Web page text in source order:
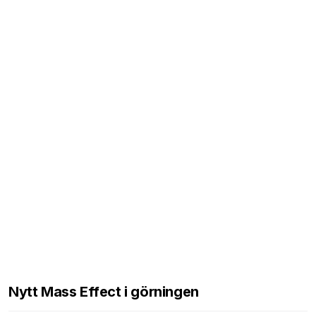
Nytt Mass Effect i görningen